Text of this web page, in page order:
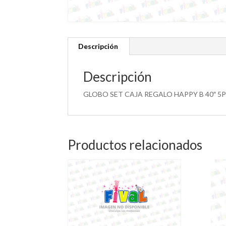
Descripción
Descripción
GLOBO SET CAJA REGALO HAPPY B 40″
Productos relacionados